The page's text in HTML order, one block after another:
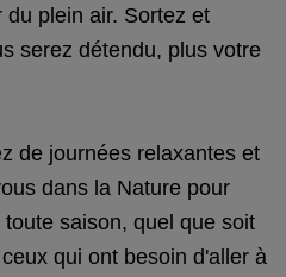
plein air. Sortez et
serez détendu, plus votre
de journées relaxantes et
dans la Nature pour
saison, quel que soit
qui ont besoin d'aller à